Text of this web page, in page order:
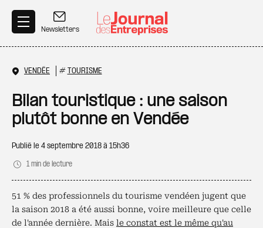
Newsletters
VENDÉE # TOURISME
Bilan touristique : une saison
plutôt bonne en Vendée
Publié le 4 septembre 2018 à 15h36
1 min de lecture
51 % des professionnels du tourisme vendéen jugent que
la saison 2018 a été aussi bonne, voire meilleure que celle
de l'année dernière. Mais le constat est le même qu'au